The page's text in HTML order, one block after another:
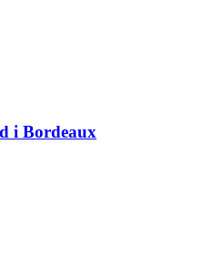
i Bordeaux